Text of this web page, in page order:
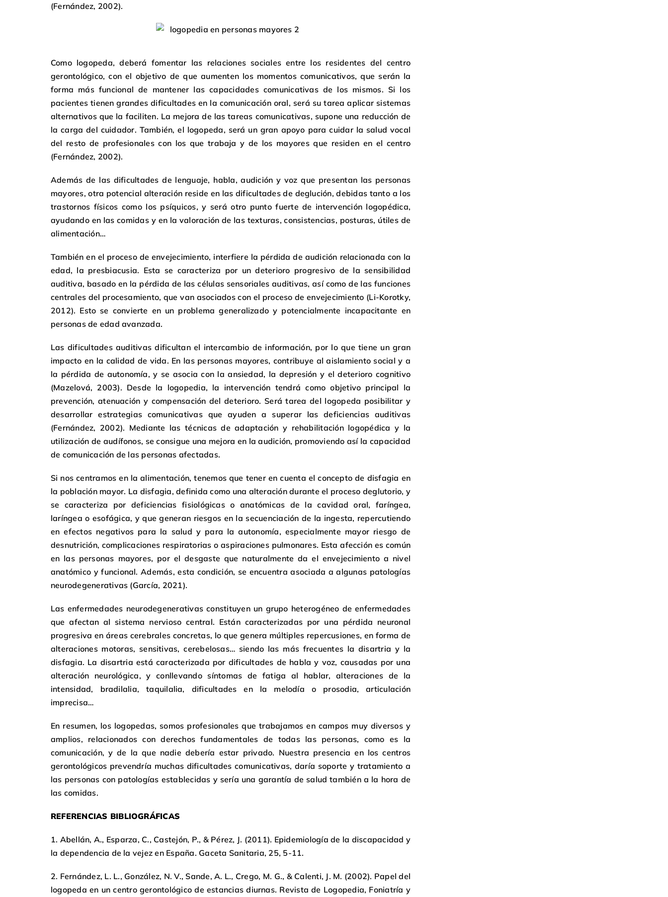
(Fernández, 2002).
Como logopeda, deberá fomentar las relaciones sociales entre los residentes del centro
gerontológico, con el objetivo de que aumenten los momentos comunicativos, que serán la
forma más funcional de mantener las capacidades comunicativas de los mismos. Si los
pacientes tienen grandes dificultades en la comunicación oral, será su tarea aplicar sistemas
alternativos que la faciliten. La mejora de las tareas comunicativas, supone una reducción de
la carga del cuidador. También, el logopeda, será un gran apoyo para cuidar la salud vocal
del resto de profesionales con los que trabaja y de los mayores que residen en el centro
(Fernández, 2002).
Además de las dificultades de lenguaje, habla, audición y voz que presentan las personas
mayores, otra potencial alteración reside en las dificultades de deglución, debidas tanto a los
trastornos físicos como los psíquicos, y será otro punto fuerte de intervención logopédica,
ayudando en las comidas y en la valoración de las texturas, consistencias, posturas, útiles de
alimentación…
También en el proceso de envejecimiento, interfiere la pérdida de audición relacionada con la
edad, la presbiacusia. Esta se caracteriza por un deterioro progresivo de la sensibilidad
auditiva, basado en la pérdida de las células sensoriales auditivas, así como de las funciones
centrales del procesamiento, que van asociados con el proceso de envejecimiento (Li-Korotky,
2012). Esto se convierte en un problema generalizado y potencialmente incapacitante en
personas de edad avanzada.
Las dificultades auditivas dificultan el intercambio de información, por lo que tiene un gran
impacto en la calidad de vida. En las personas mayores, contribuye al aislamiento social y a
la pérdida de autonomía, y se asocia con la ansiedad, la depresión y el deterioro cognitivo
(Mazelová, 2003). Desde la logopedia, la intervención tendrá como objetivo principal la
prevención, atenuación y compensación del deterioro. Será tarea del logopeda posibilitar y
desarrollar estrategias comunicativas que ayuden a superar las deficiencias auditivas
(Fernández, 2002). Mediante las técnicas de adaptación y rehabilitación logopédica y la
utilización de audífonos, se consigue una mejora en la audición, promoviendo así la capacidad
de comunicación de las personas afectadas.
Si nos centramos en la alimentación, tenemos que tener en cuenta el concepto de disfagia en
la población mayor. La disfagia, definida como una alteración durante el proceso deglutorio, y
se caracteriza por deficiencias fisiológicas o anatómicas de la cavidad oral, faríngea,
laríngea o esofágica, y que generan riesgos en la secuenciación de la ingesta, repercutiendo
en efectos negativos para la salud y para la autonomía, especialmente mayor riesgo de
desnutrición, complicaciones respiratorias o aspiraciones pulmonares. Esta afección es común
en las personas mayores, por el desgaste que naturalmente da el envejecimiento a nivel
anatómico y funcional. Además, esta condición, se encuentra asociada a algunas patologías
neurodegenerativas (García, 2021).
Las enfermedades neurodegenerativas constituyen un grupo heterogéneo de enfermedades
que afectan al sistema nervioso central. Están caracterizadas por una pérdida neuronal
progresiva en áreas cerebrales concretas, lo que genera múltiples repercusiones, en forma de
alteraciones motoras, sensitivas, cerebelosas… siendo las más frecuentes la disartria y la
disfagia. La disartria está caracterizada por dificultades de habla y voz, causadas por una
alteración neurológica, y conllevando síntomas de fatiga al hablar, alteraciones de la
intensidad, bradilalia, taquilalia, dificultades en la melodía o prosodia, articulación
imprecisa…
En resumen, los logopedas, somos profesionales que trabajamos en campos muy diversos y
amplios, relacionados con derechos fundamentales de todas las personas, como es la
comunicación, y de la que nadie debería estar privado. Nuestra presencia en los centros
gerontológicos prevendría muchas dificultades comunicativas, daría soporte y tratamiento a
las personas con patologías establecidas y sería una garantía de salud también a la hora de
las comidas.
REFERENCIAS BIBLIOGRÁFICAS
1. Abellán, A., Esparza, C., Castejón, P., & Pérez, J. (2011). Epidemiología de la discapacidad y
la dependencia de la vejez en España. Gaceta Sanitaria, 25, 5-11.
2. Fernández, L. L., González, N. V., Sande, A. L., Crego, M. G., & Calenti, J. M. (2002). Papel del
logopeda en un centro gerontológico de estancias diurnas. Revista de Logopedia, Foniatría y